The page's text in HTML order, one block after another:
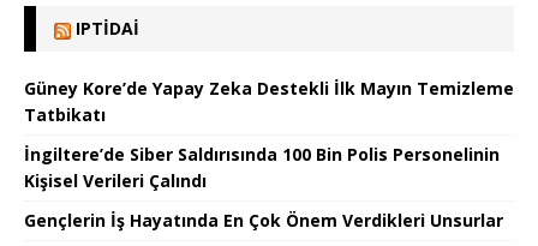
IPTIDAI
Güney Kore’de Yapay Zeka Destekli İlk Mayın Temizleme
Tatbikatı
İngiltere’de Siber Saldırısında 100 Bin Polis Personelinin
Kişisel Verileri Çalındı
Gençlerin İş Hayatında En Çok Önem Verdikleri Unsurlar